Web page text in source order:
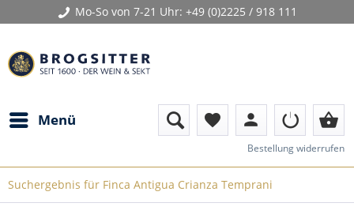
Mo-So von 7-21 Uhr: +49 (0)2225 / 918 111
Menü favorite person shopping_basket
Bestellung widerrufen
Suchergebnis für Finca Antigua Crianza Temprani